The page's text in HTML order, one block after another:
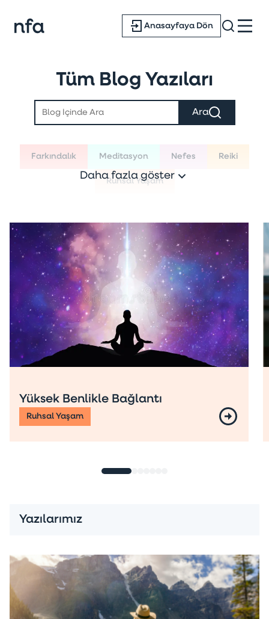
Anasayfaya Dön
Tüm Blog Yazıları
Ara
Farkındalık Meditasyon Nefes Reiki
Ruhsal Yaşam
Daha fazla göster
Yüksek Benlikle Bağlantı
Ruhsal Yaşam
Yazılarımız